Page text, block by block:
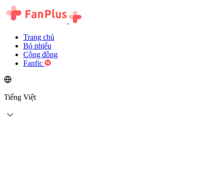
Trang chủ
Bỏ phiếu
Cộng đồng
Fanfic
Tiếng Việt